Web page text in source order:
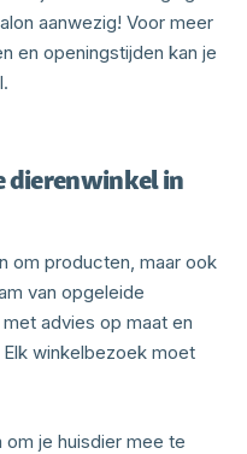
aanwezig! Voor meer
en openingstijden kan je
dierenwinkel in
om producten, maar ook
van opgeleide
advies op maat en
winkelbezoek moet
je huisdier mee te